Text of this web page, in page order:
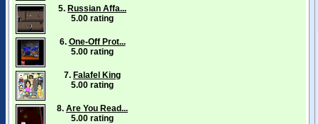
5. Russian Affa...
5.00 rating
6. One-Off Prot...
5.00 rating
7. Falafel King
5.00 rating
8. Are You Read...
5.00 rating